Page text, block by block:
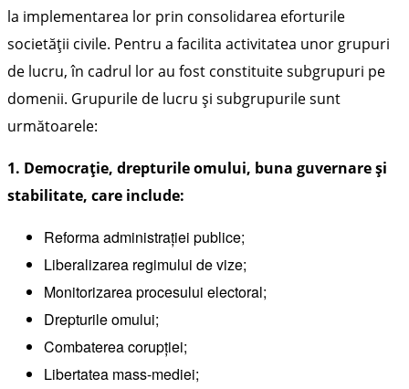
la implementarea lor prin consolidarea eforturile
societății civile. Pentru a facilita activitatea unor grupuri
de lucru, în cadrul lor au fost constituite subgrupuri pe
domenii. Grupurile de lucru și subgrupurile sunt
următoarele:
1. Democrație, drepturile omului, buna guvernare și
stabilitate, care include:
Reforma administrației publice;
Liberalizarea regimului de vize;
Monitorizarea procesului electoral;
Drepturile omului;
Combaterea corupției;
Libertatea mass-mediei;